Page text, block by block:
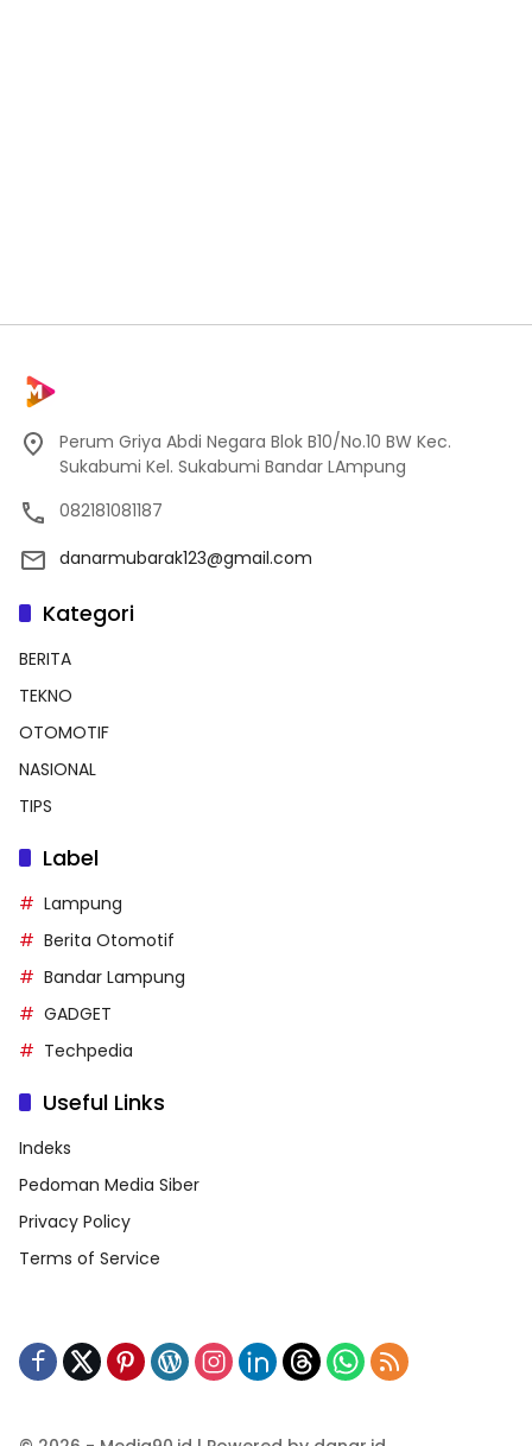
Perum Griya Abdi Negara Blok B10/No.10 BW Kec.
Sukabumi Kel. Sukabumi Bandar LAmpung
082181081187
danarmubarak123@gmail.com
Kategori
BERITA
TEKNO
OTOMOTIF
NASIONAL
TIPS
Label
Lampung
Berita Otomotif
Bandar Lampung
GADGET
Techpedia
Useful Links
Indeks
Pedoman Media Siber
Privacy Policy
Terms of Service